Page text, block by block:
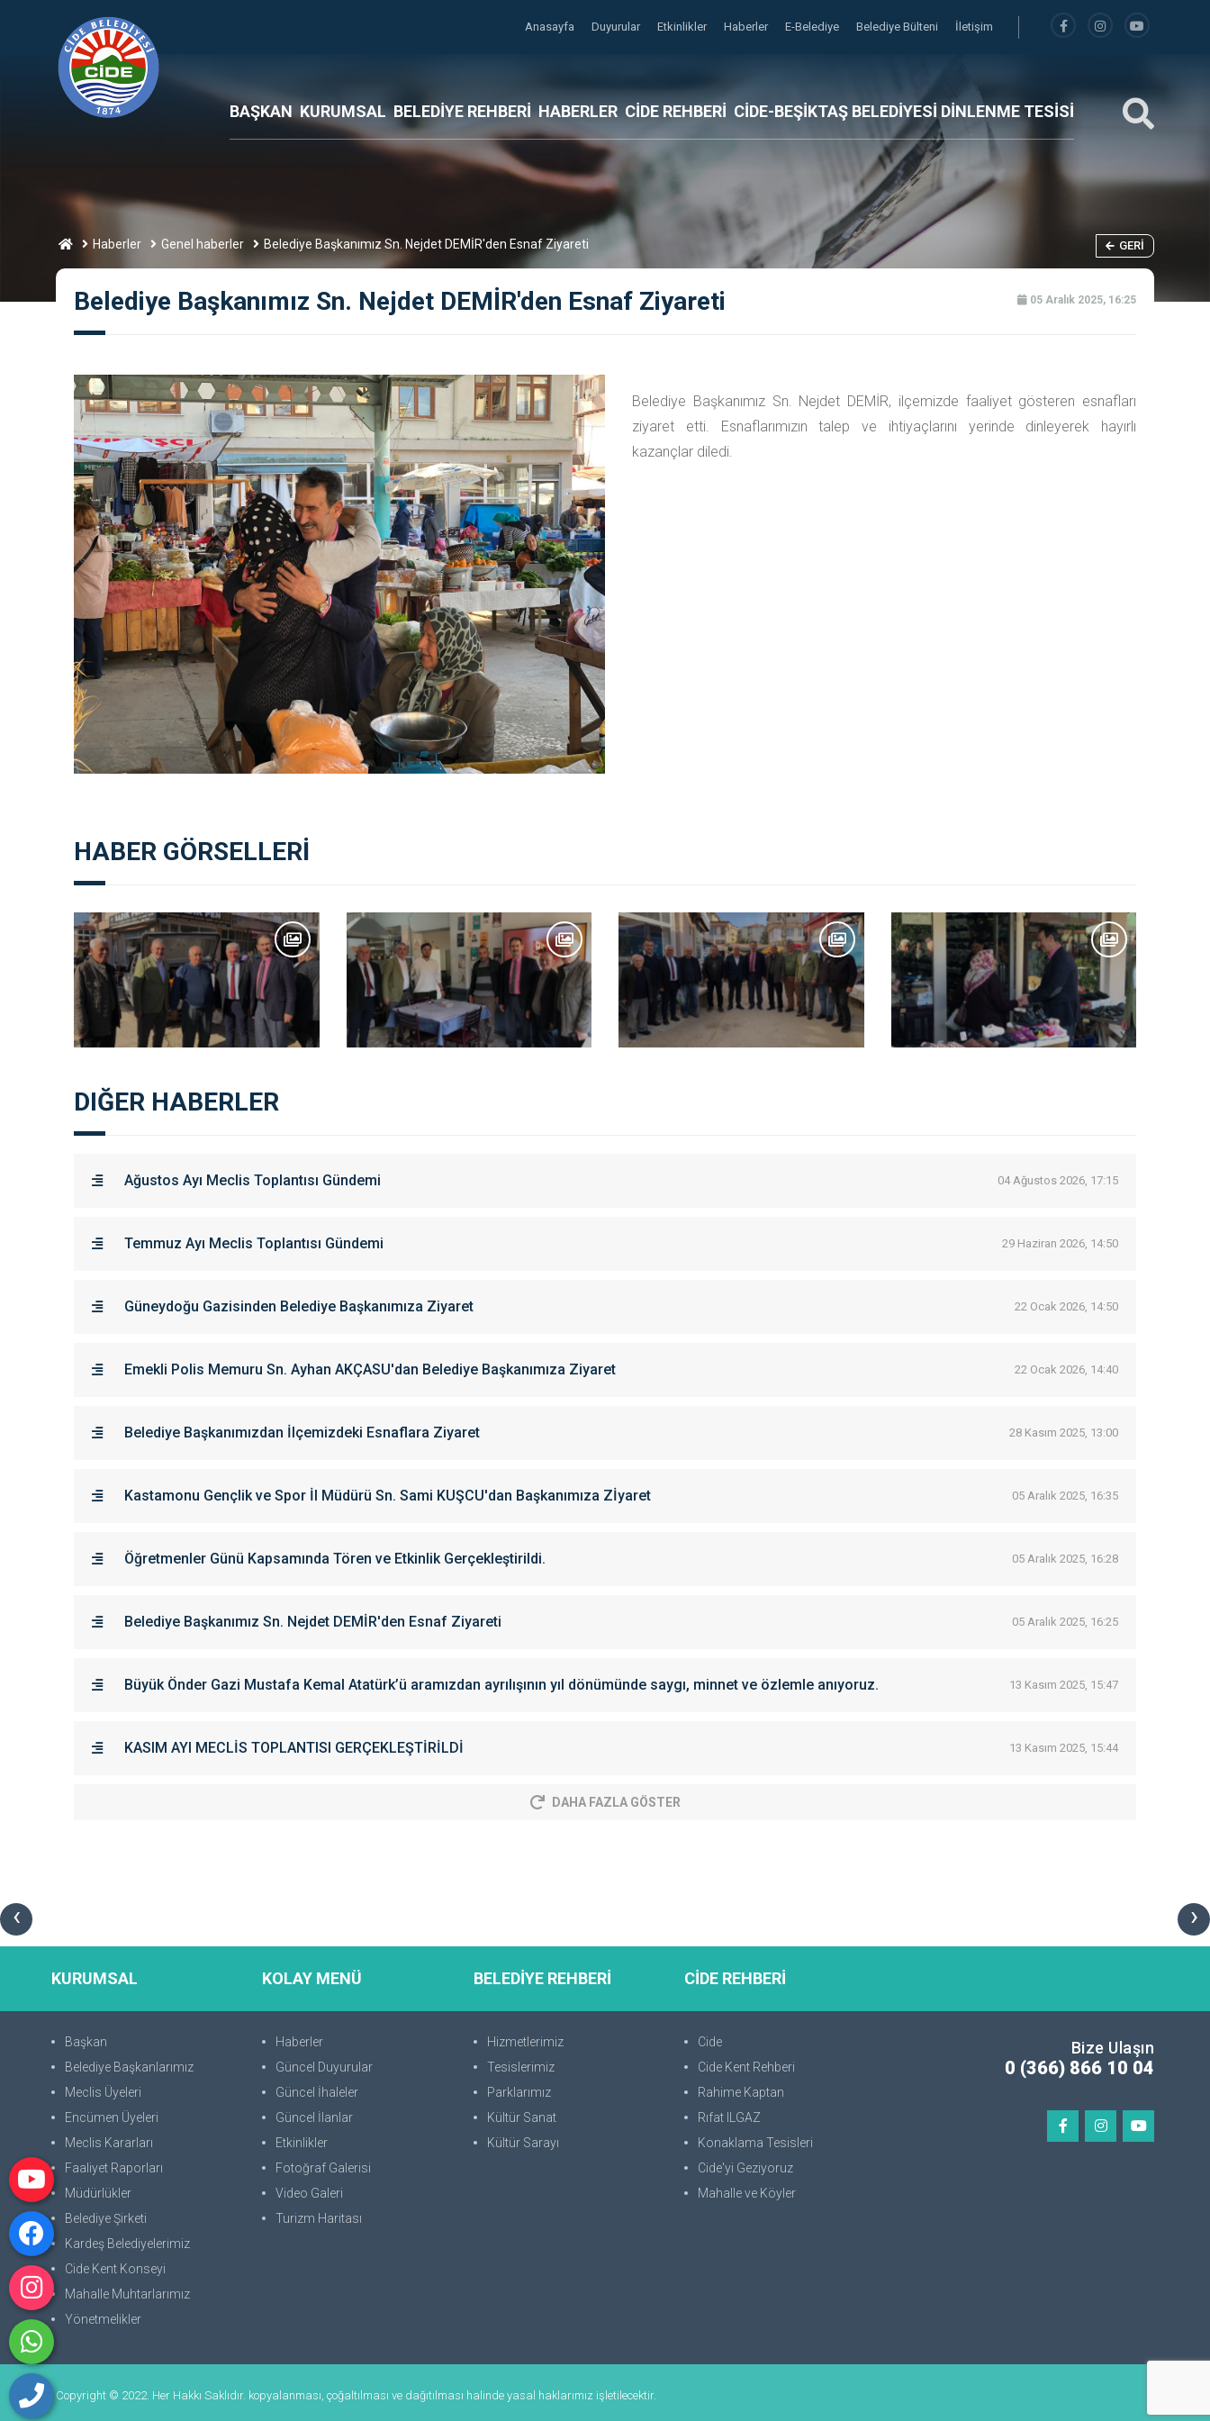
Anasayfa Duyurular Etkinlikler Haberler E-Belediye Belediye Bülteni İletişim
BAŞKAN KURUMSAL BELEDİYE REHBERİ HABERLER CİDE REHBERİ CİDE-BEŞİKTAŞ BELEDİYESİ DİNLENME TESİSİ
Haberler Genel haberler Belediye Başkanımız Sn. Nejdet DEMİR'den Esnaf Ziyareti GERI
Belediye Başkanımız Sn. Nejdet DEMİR'den Esnaf Ziyareti 05 Aralık 2025, 16:25
Belediye Başkanımız Sn. Nejdet DEMİR, ilçemizde faaliyet gösteren esnafları
ziyaret etti. Esnaflarımızın talep ve ihtiyaçlarını yerinde dinleyerek hayırlı
kazançlar diledi.
HABER GÖRSELLERİ
DIĞER HABERLER
Ağustos Ayı Meclis Toplantısı Gündemi 04 Ağustos 2026, 17:15
Temmuz Ayı Meclis Toplantısı Gündemi 29 Haziran 2026, 14:50
Güneydoğu Gazisinden Belediye Başkanımıza Ziyaret 22 Ocak 2026, 14:50
Emekli Polis Memuru Sn. Ayhan AKÇASU'dan Belediye Başkanımıza Ziyaret 22 Ocak 2026, 14:40
Belediye Başkanımızdan İlçemizdeki Esnaflara Ziyaret 28 Kasım 2025, 13:00
Kastamonu Gençlik ve Spor İl Müdürü Sn. Sami KUŞCU'dan Başkanımıza Zİyaret 05 Aralık 2025, 16:35
Öğretmenler Günü Kapsamında Tören ve Etkinlik Gerçekleştirildi. 05 Aralık 2025, 16:28
Belediye Başkanımız Sn. Nejdet DEMİR'den Esnaf Ziyareti 05 Aralık 2025, 16:25
Büyük Önder Gazi Mustafa Kemal Atatürk’ü aramızdan ayrılışının yıl dönümünde saygı, minnet ve özlemle anıyoruz. 13 Kasım 2025, 15:47
KASIM AYI MECLİS TOPLANTISI GERÇEKLEŞTİRİLDİ 13 Kasım 2025, 15:44
DAHA FAZLA GÖSTER
‹ ›
KURUMSAL
Başkan
Belediye Başkanlarımız
Meclis Üyeleri
Encümen Üyeleri
Meclis Kararları
Faaliyet Raporları
Müdürlükler
Belediye Şirketi
Kardeş Belediyelerimiz
Cide Kent Konseyi
Mahalle Muhtarlarımız
Yönetmelikler
KOLAY MENÜ
Haberler
Güncel Duyurular
Güncel İhaleler
Güncel İlanlar
Etkinlikler
Fotoğraf Galerisi
Video Galeri
Turizm Haritası
BELEDİYE REHBERİ
Hizmetlerimiz
Tesislerimiz
Parklarımız
Kültür Sanat
Kültür Sarayı
CİDE REHBERİ
Cide
Cide Kent Rehberi
Rahime Kaptan
Rıfat ILGAZ
Konaklama Tesisleri
Cide'yi Geziyoruz
Mahalle ve Köyler
Bize Ulaşın
0 (366) 866 10 04
Copyright © 2022. Her Hakkı Saklıdır. kopyalanması, çoğaltılması ve dağıtılması halinde yasal haklarımız işletilecektir.